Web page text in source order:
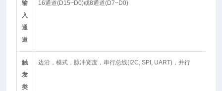
输
入
通
道
16通道(D15~D0)或8通道(D7~D0)
触
发
类
边沿，模式，脉冲宽度，串行总线(I2C, SPI, UART)，并行